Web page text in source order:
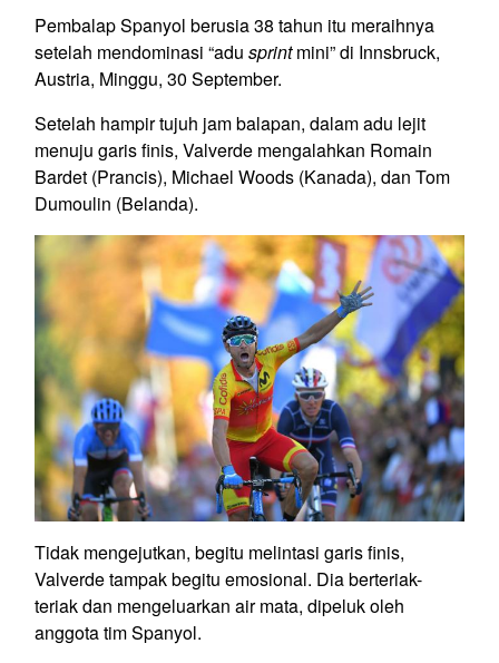
Pembalap Spanyol berusia 38 tahun itu meraihnya
setelah mendominasi “adu sprintmini” di Innsbruck,
Austria, Minggu, 30 September.
Setelah hampir tujuh jam balapan, dalam adu lejit
menuju garis finis, Valverde mengalahkan Romain
Bardet (Prancis), Michael Woods (Kanada), dan Tom
Dumoulin (Belanda).
Tidak mengejutkan, begitu melintasi garis finis,
Valverde tampak begitu emosional. Dia berteriak-
teriak dan mengeluarkan air mata, dipeluk oleh
anggota tim Spanyol.